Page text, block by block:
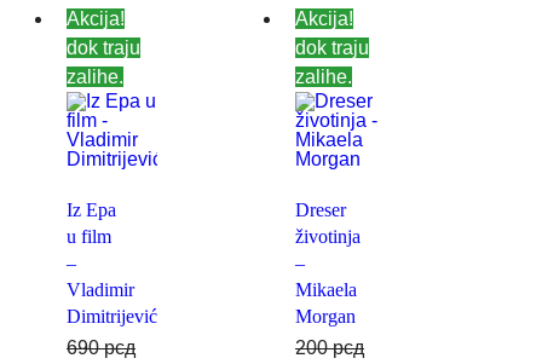
Akcija!
dok traju
zalihe.
Iz Epa
u film
–
Vladimir
Dimitrijević
690рсд
Akcija!
dok traju
zalihe.
Dreser
životinja
–
Mikaela
Morgan
200рсд